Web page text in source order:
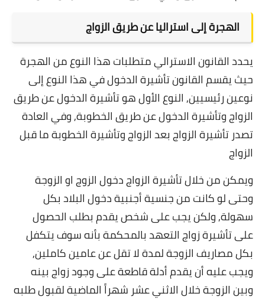
الهجرة إلى استراليا عن طريق الزواج
يحدد القانون الاسترالي متطلبات هذا النوع من الهجرة
حيث يقسم القانون تأشيرة الدخول في هذا النوع إلى
نوعين رئيسيين, النوع الأول هو تأشيرة الدخول عن طريق
الزواج وتأشيرة الدخول عن طريق الخطوبة, وفي العادة
تصدر تأشيرة الزواج بعد الزواج وتأشيرة الخطوبة ما قبل
الزواج
ويمكن من خلال تأشيرة الزواج دخول الزوج او الزوجة
وحتى لو كانت من جنسية أجنبية دخول البلاد بكل
سهولة, ولكن يجب على شخص يقدم بطلب الحصول
على تأشيرة زواج التعهد بالمحكمة بأنه سوف يتكفل
بكل مصاريف الزوجة لمدة لا تقل عن عامين كاملين,
ويجب عليه أن يقدم أدلة قاطعة على وجود زواج بينه
وبين الزوجة خلال الاثني عشر شهراً الماضية لقبول طلبه